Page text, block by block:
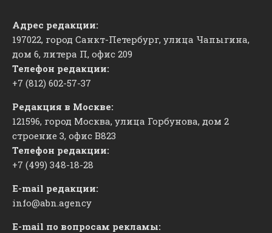
Адрес редакции:
197022, город Санкт-Петербург, улица Чапыгина,
дом 6, литера П, офис 209
Телефон редакции:
+7 (812) 602-57-37
Редакция в Москве:
121596, город Москва, улица Горбунова, дом 2
строение 3, офис ​В823
Телефон редакции:
+7 (499) 348-18-28
E-mail редакции:
info@abn.agency
E-mail по вопросам рекламы: